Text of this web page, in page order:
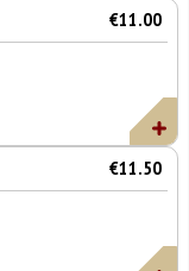
€11.00
€11.50